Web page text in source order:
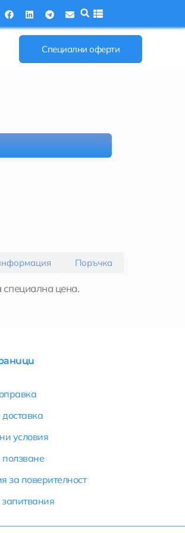
Специални оферти
Поръчка
цена.
условия
за поверителност